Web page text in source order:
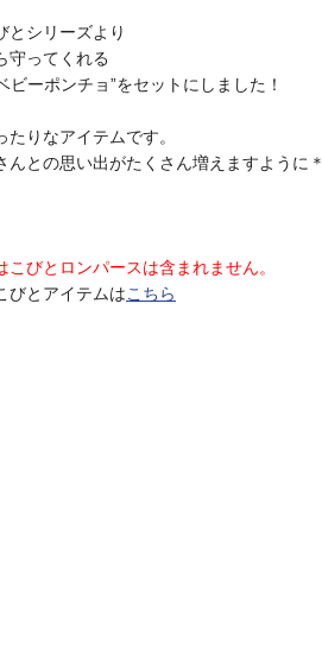
とシリーズより
守ってくれる
ビーポンチョ”をセットにしました！
りなアイテムです。
んとの思い出がたくさん増えますように＊
びとロンパースは含まれません。
びとアイテムはこちら